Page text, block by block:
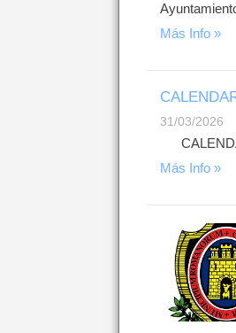
Más Info »
31/03/2026
Más Info »